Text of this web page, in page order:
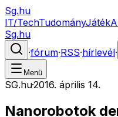
Sg.hu
IT/TechTudományJáték
Sg.hu
·fórum·RSS·hírlevél·
Menü
SG.hu·2016. április 14.
Nanorobotok